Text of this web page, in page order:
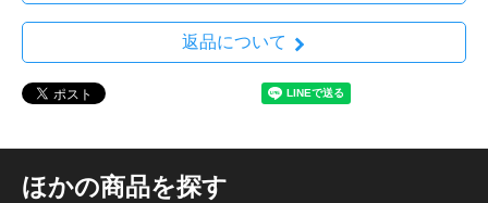
返品について
ほかの商品を探す